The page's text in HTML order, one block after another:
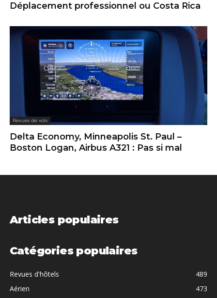
Déplacement professionnel ou Costa Rica
Revues de vols
Delta Economy, Minneapolis St. Paul –
Boston Logan, Airbus A321 : Pas si mal
Articles populaires
Catégories populaires
Revues d'hôtels
489
Aérien
473